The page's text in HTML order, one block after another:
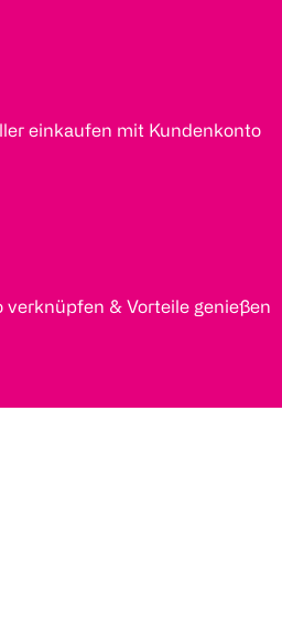
einkaufen mit Kundenkonto
verknüpfen & Vorteile genießen